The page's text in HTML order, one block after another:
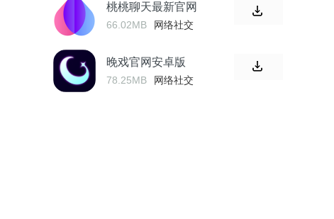
桃桃聊天最新官网
66.02MB 网络社交
晚戏官网安卓版
78.25MB 网络社交